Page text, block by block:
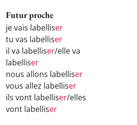
Futur proche
je vais labelliser
tu vas labelliser
il va labelliser/elle va
labelliser
nous allons labelliser
vous allez labelliser
ils vont labelliser/elles
vont labelliser